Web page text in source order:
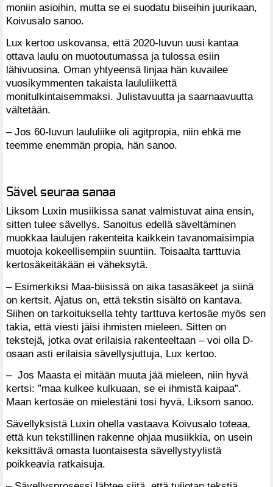
moniin asioihin, mutta se ei suodatu biiseihin juurikaan,
Koivusalo sanoo.
Lux kertoo uskovansa, että 2020-luvun uusi kantaa
ottava laulu on muotoutumassa ja tulossa esiin
lähivuosina. Oman yhtyeensä linjaa hän kuvailee
vuosikymmenten takaista laululiikettä
monitulkintaisemmaksi. Julistavuutta ja saarnaavuutta
vältetään.
– Jos 60-luvun laululiike oli agitpropia, niin ehkä me
teemme enemmän propia, hän sanoo.
Sävel seuraa sanaa
Liksom Luxin musiikissa sanat valmistuvat aina ensin,
sitten tulee sävellys. Sanoitus edellä säveltäminen
muokkaa laulujen rakenteita kaikkein tavanomaisimpia
muotoja kokeellisempiin suuntiin. Toisaalta tarttuvia
kertosäkeitäkään ei väheksytä.
– Esimerkiksi Maa-biisissä on aika tasasäkeet ja siinä
on kertsit. Ajatus on, että tekstin sisältö on kantava.
Siihen on tarkoituksella tehty tarttuva kertosäe myös sen
takia, että viesti jäisi ihmisten mieleen. Sitten on
tekstejä, jotka ovat erilaisia rakenteeltaan – voi olla D-
osaan asti erilaisia sävellysjuttuja, Lux kertoo.
– Jos Maasta ei mitään muuta jää mieleen, niin hyvä
kertsi: ”maa kulkee kulkuaan, se ei ihmistä kaipaa”.
Maan kertosäe on mielestäni tosi hyvä, Liksom sanoo.
Sävellyksistä Luxin ohella vastaava Koivusalo toteaa,
että kun tekstillinen rakenne ohjaa musiikkia, on usein
keksittävä omasta luontaisesta sävellystyylistä
poikkeavia ratkaisuja.